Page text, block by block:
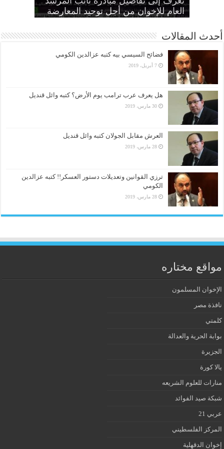
العام للإخوان من أجل توحيد المعارضة
القضاء لألعوبة في يد العسكر
الحرائر
اقتصادية”
بديل عن القصاص
أحدث المقالات
فضائح السيسي بيه كتبه عزالدين الكومي
7 أبريل، 2019
هل يعرف عرب ترامب يوم الأرض؟ كتبه وائل قنديل
30 مارس، 2019
العرش مقابل الجولان كتبه وائل قنديل
28 مارس، 2019
ترزي القوانين وتعديلات دستور العسكر!! كتبه عزالدين
الكومي
28 مارس، 2019
مواقع مختاره
الإخوان المسلمون
نافذة مصر
كلمتي
بوابة الحرية والعدالة
الجزيرة
يالا كورة
منارات للعلوم الشريعه
شبكة صيد الفوائد
عربي 21
المركز الفلسطيني
إخوان الدقهلية